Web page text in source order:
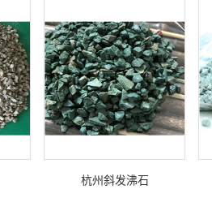
杭州斜发沸石